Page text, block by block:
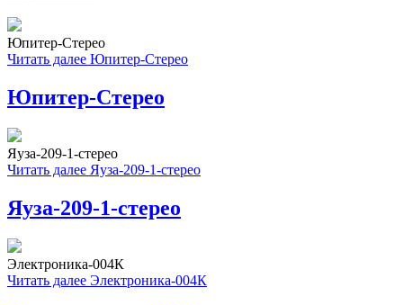
Юпитер-Стерео
Читать далее Юпитер-Стерео
Юпитер-Стерео
Яуза-209-1-стерео
Читать далее Яуза-209-1-стерео
Яуза-209-1-стерео
Электроника-004К
Читать далее Электроника-004К